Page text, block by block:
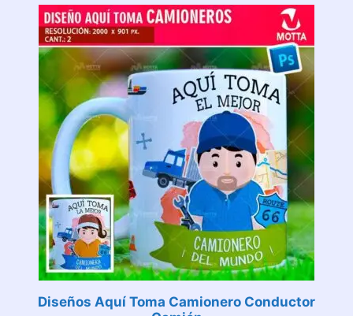
Diseños Aquí Toma Camionero Conductor